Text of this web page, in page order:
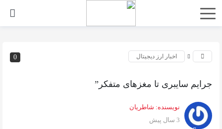
0 اخبار ارز دیجیتال
جرایم سایبری تا مغزهای متفکر”
نویسنده: شاطریان
3 سال پیش